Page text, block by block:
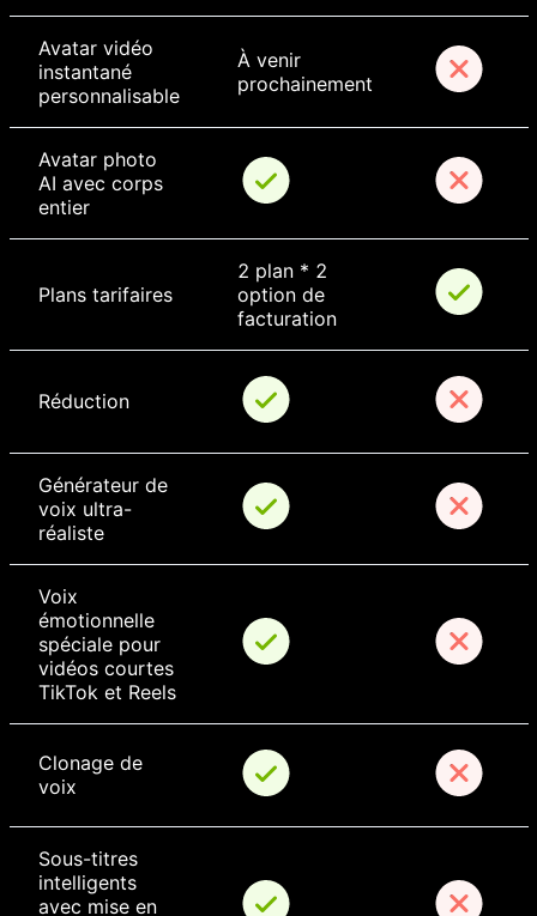
Avatar vidéo
instantané
personnalisable
À venir
prochainement
Avatar photo
AI avec corps
entier
Plans tarifaires
2 plan * 2
option de
facturation
Réduction
Générateur de
voix ultra-
réaliste
Voix
émotionnelle
spéciale pour
vidéos courtes
TikTok et Reels
Clonage de
voix
Sous-titres
intelligents
avec mise en